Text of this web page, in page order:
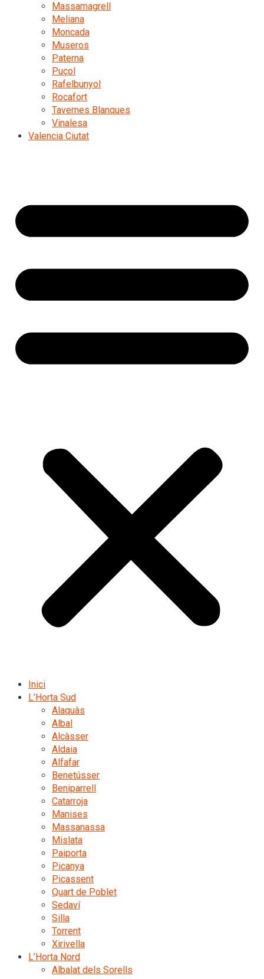
Massamagrell
Meliana
Moncada
Museros
Paterna
Puçol
Rafelbunyol
Rocafort
Tavernes Blanques
Vinalesa
Valencia Ciutat
Inici
L’Horta Sud
Alaquàs
Albal
Alcàsser
Aldaia
Alfafar
Benetússer
Beniparrell
Catarroja
Manises
Massanassa
Mislata
Paiporta
Picanya
Picassent
Quart de Poblet
Sedaví
Silla
Torrent
Xirivella
L’Horta Nord
Albalat dels Sorells